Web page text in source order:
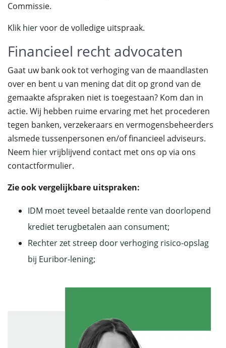
Commissie.
Klik hiervoor de volledige uitspraak.
Financieel recht advocaten
Gaat uw bank ook tot verhoging van de maandlasten
over en bent u van mening dat dit op grond van de
gemaakte afspraken niet is toegestaan? Kom dan in
actie. Wij hebben ruime ervaring met het procederen
tegen banken, verzekeraars en vermogensbeheerders
alsmede tussenpersonen en/of financieel adviseurs.
Neem hiervrijblijvend contact met ons op via ons
contactformulier.
Zie ook vergelijkbare uitspraken:
IDM moet teveel betaalde rente van doorlopend
krediet terugbetalen aan consument;
Rechter zet streep door verhoging risico-opslag
bij Euribor-lening;